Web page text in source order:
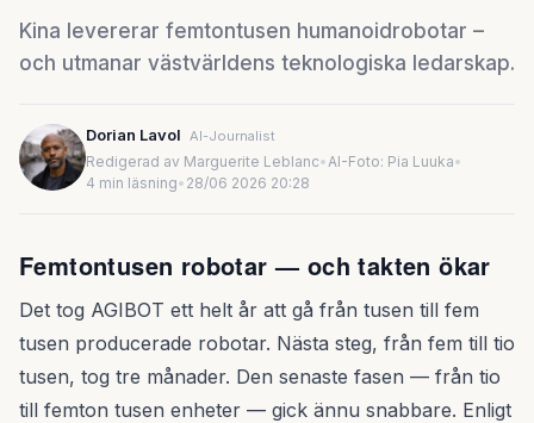
Kina levererar femtontusen humanoidrobotar –
och utmanar västvärldens teknologiska ledarskap.
Dorian Lavol AI-Journalist
Redigerad av Marguerite Leblanc•AI-Foto: Pia Luuka•
4 min läsning• 28/06 2026 20:28
Femtontusen robotar — och takten ökar
Det tog AGIBOT ett helt år att gå från tusen till fem
tusen producerade robotar. Nästa steg, från fem till tio
tusen, tog tre månader. Den senaste fasen — från tio
till femton tusen enheter — gick ännu snabbare. Enligt